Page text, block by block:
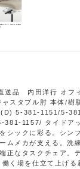
送品 内田洋行 オフ
スタブル肘 本体/樹
5-381-1151/5-
1157/ タイドアッ
シックに彩る。シン
ムメカが支える。洗
正なタスクチェア。
く場を仕立て上げる